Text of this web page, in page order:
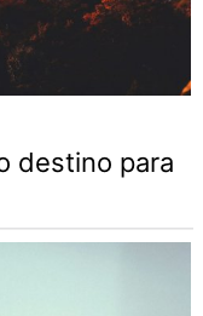
destino para